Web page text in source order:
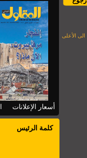
أسعار الإعلانات
كلمة الرئيس
الى الأعلى